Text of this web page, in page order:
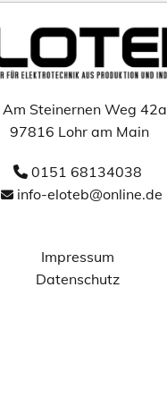
Am Steinernen Weg 42a
97816 Lohr am Main
 0151 68134038
 info-eloteb@online.de
Impressum
Datenschutz